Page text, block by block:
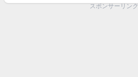
スポンサーリンク